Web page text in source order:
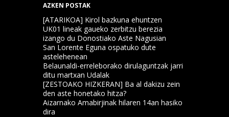
AZKEN POSTAK
[ATARIKOA] Kirol bazkuna ehuntzen
UK01 lineak gaueko zerbitzu berezia
izango du Donostiako Aste Nagusian
San Lorente Eguna ospatuko dute
astelehenean
Belaunaldi-erreleborako dirulaguntzak jarri
ditu martxan Udalak
[ZESTOAKO HIZKERAN] Ba al dakizu zein
den aste honetako hitza?
Aizarnako Amabirjinak hilaren 14an hasiko
dira